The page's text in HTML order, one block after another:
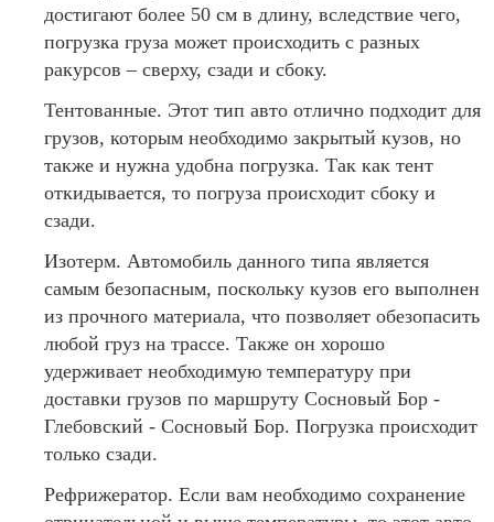
достигают более 50 см в длину, вследствие чего,
погрузка груза может происходить с разных
ракурсов – сверху, сзади и сбоку.
Тентованные. Этот тип авто отлично подходит для
грузов, которым необходимо закрытый кузов, но
также и нужна удобна погрузка. Так как тент
откидывается, то погруза происходит сбоку и
сзади.
Изотерм. Автомобиль данного типа является
самым безопасным, поскольку кузов его выполнен
из прочного материала, что позволяет обезопасить
любой груз на трассе. Также он хорошо
удерживает необходимую температуру при
доставки грузов по маршруту Сосновый Бор -
Глебовский - Сосновый Бор. Погрузка происходит
только сзади.
Рефрижератор. Если вам необходимо сохранение